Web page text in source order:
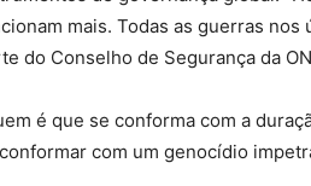
mais. Todas as guerras
do Conselho de Segurança da
é que se conforma com a
com um genocídio